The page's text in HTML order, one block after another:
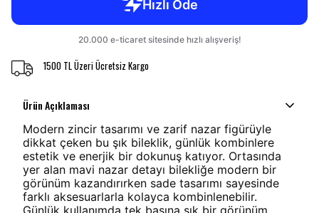
1500 TL Üzeri Ücretsiz Kargo
Ürün Açıklaması
Modern zincir tasarımı ve zarif nazar figürüyle
dikkat çeken bu şık bileklik, günlük kombinlere
estetik ve enerjik bir dokunuş katıyor. Ortasında
yer alan mavi nazar detayı bilekliğe modern bir
görünüm kazandırırken sade tasarımı sayesinde
farklı aksesuarlarla kolayca kombinlenebilir.
Günlük kullanımda tek başına şık bir görünüm